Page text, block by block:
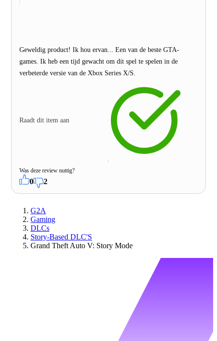
Geweldig product! Ik hou ervan... Een van de beste GTA-
games. Ik heb een tijd gewacht om dit spel te spelen in de
verbeterde versie van de Xbox Series X/S.
Raadt dit item aan
Was deze review nuttig?
0 2
G2A
Gaming
DLCs
Story-Based DLC'S
Grand Theft Auto V: Story Mode